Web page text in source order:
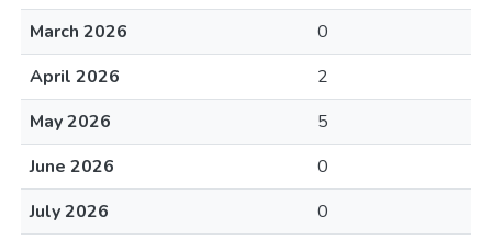
March 2026
0
April 2026
2
May 2026
5
June 2026
0
July 2026
0